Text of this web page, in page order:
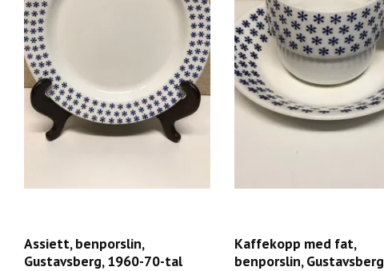
Assiett, benporslin,
Gustavsberg, 1960-70-tal
Kaffekopp med fat,
benporslin, Gustavsberg